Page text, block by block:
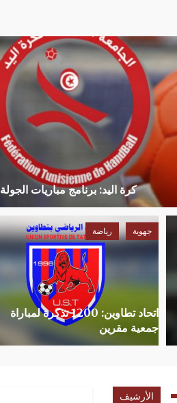
كرة اليد: برنامج مباريات الجولة 20
اتحاد تطاوين: 1200 تذكرة لمباراة
جمعية مقرين
جهوية رياضة
الأرشيف